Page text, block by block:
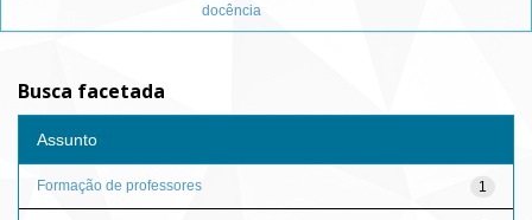
docência
Busca facetada
Assunto
1
Formação de professores